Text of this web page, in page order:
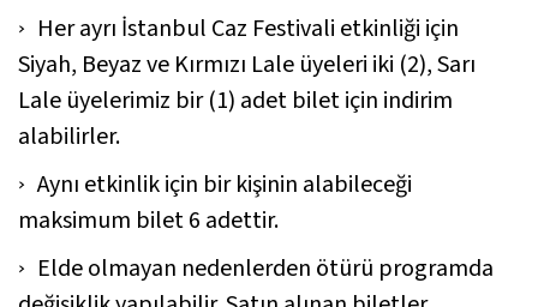
Her ayrı İstanbul Caz Festivali etkinliği için
Siyah, Beyaz ve Kırmızı Lale üyeleri iki (2), Sarı
Lale üyelerimiz bir (1) adet bilet için indirim
alabilirler.
Aynı etkinlik için bir kişinin alabileceği
maksimum bilet 6 adettir.
Elde olmayan nedenlerden ötürü programda